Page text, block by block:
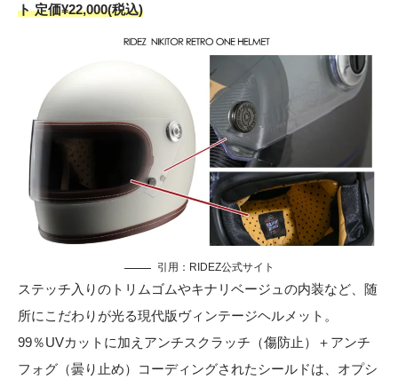
ト 定価¥22,000(税込)
引用： RIDEZ公式サイト
ステッチ入りのトリムゴムやキナリベージュの内装など、随
所にこだわりが光る現代版ヴィンテージヘルメット。
99％UVカットに加えアンチスクラッチ（傷防止）＋アンチ
フォグ（曇り止め）コーディングされたシールドは、オプシ